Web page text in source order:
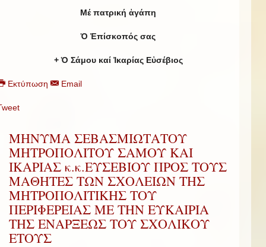
Μέ πατρική ἀγάπη
Ὁ Ἐπίσκοπός σας
+ Ὁ Σάμου καί Ἰκαρίας Εὐσέβιος
Εκτύπωση Email
ΜΗΝΥΜΑ ΣΕΒΑΣΜΙΩΤΑΤΟΥ
ΜΗΤΡΟΠΟΛΙΤΟΥ ΣΑΜΟΥ ΚΑΙ
ΙΚΑΡΙΑΣ κ.κ.ΕΥΣΕΒΙΟΥ ΠΡΟΣ ΤΟΥΣ
ΜΑΘΗΤΕΣ ΤΩΝ ΣΧΟΛΕΙΩΝ ΤΗΣ
ΜΗΤΡΟΠΟΛΙΤΙΚΗΣ ΤΟΥ
ΠΕΡΙΦΕΡΕΙΑΣ ΜΕ ΤΗΝ ΕΥΚΑΙΡΙΑ
ΤΗΣ ΕΝΑΡΞΕΩΣ ΤΟΥ ΣΧΟΛΙΚΟΥ
ΕΤΟΥΣ